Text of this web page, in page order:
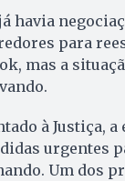
havia
para
mas a
à Justiça,
urgentes
Um dos